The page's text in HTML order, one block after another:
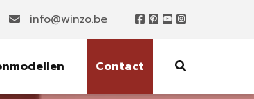
info@winzo.be
Contact